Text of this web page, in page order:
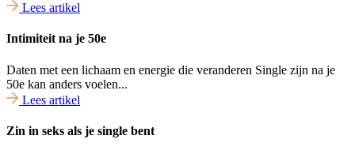
Lees artikel
Intimiteit na je 50e
Daten met een lichaam en energie die veranderen Single zijn na je
50e kan anders voelen...
Lees artikel
Zin in seks als je single bent